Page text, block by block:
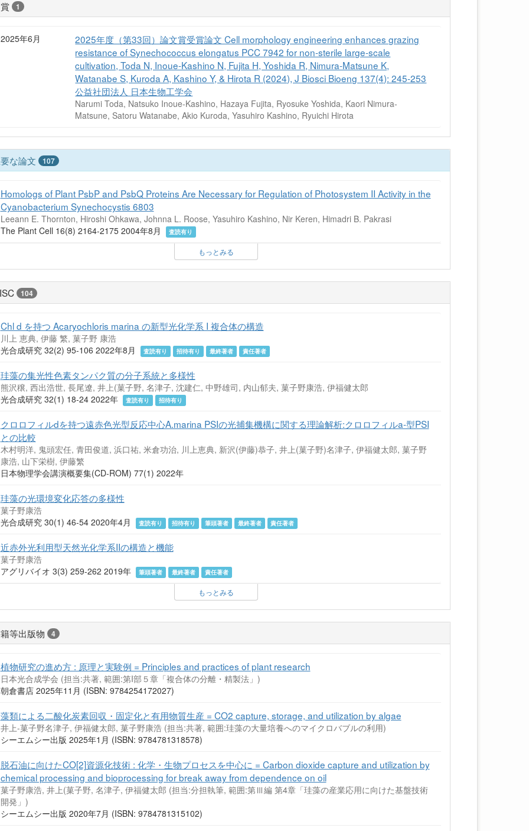
1
2025年6月
2025年度（第33回）論文賞受賞論文 Cell morphology engineering enhances grazing
resistance of Synechococcus elongatus PCC 7942 for non-sterile large-scale
cultivation, Toda N, Inoue-Kashino N, Fujita H, Yoshida R, Nimura-Matsune K,
Watanabe S, Kuroda A, Kashino Y, & Hirota R (2024), J Biosci Bioeng 137(4): 245-253
公益社団法人 日本生物工学会
Narumi Toda, Natsuko Inoue-Kashino, Hazaya Fujita, Ryosuke Yoshida, Kaori Nimura-
Matsune, Satoru Watanabe, Akio Kuroda, Yasuhiro Kashino, Ryuichi Hirota
な論文 107
Homologs of Plant PsbP and PsbQ Proteins Are Necessary for Regulation of Photosystem II Activity in the
Cyanobacterium Synechocystis 6803
Leeann E. Thornton, Hiroshi Ohkawa, Johnna L. Roose, Yasuhiro Kashino, Nir Keren, Himadri B. Pakrasi
The Plant Cell 16(8) 2164-2175 2004年8月
査読有り
もっとみる
104
Chl d を持つ Acaryochloris marina の新型光化学系 I 複合体の構造
川上 恵典, 伊藤 繁, 菓子野 康浩
光合成研究 32(2) 95-106 2022年8月
査読有り 招待有り 最終著者 責任著者
珪藻の集光性色素タンパク質の分子系統と多様性
熊沢穣, 西出浩世, 長尾遼, 井上(菓子野, 名津子, 沈建仁, 中野雄司, 内山郁夫, 菓子野康浩, 伊福健太郎
光合成研究 32(1) 18-24 2022年
査読有り 招待有り
クロロフィルdを持つ遠赤色光型反応中心A.marina PSIの光捕集機構に関する理論解析:クロロフィルa-型PSI
との比較
木村明洋, 鬼頭宏任, 青田俊道, 浜口祐, 米倉功治, 川上恵典, 新沢(伊藤)恭子, 井上(菓子野)名津子, 伊福健太郎, 菓子野
康浩, 山下栄樹, 伊藤繁
日本物理学会講演概要集(CD-ROM) 77(1) 2022年
珪藻の光環境変化応答の多様性
菓子野康浩
光合成研究 30(1) 46-54 2020年4月
査読有り 招待有り 筆頭著者 最終著者 責任著者
近赤外光利用型天然光化学系IIの構造と機能
菓子野康浩
アグリバイオ 3(3) 259-262 2019年
筆頭著者 最終著者 責任著者
もっとみる
等出版物 4
植物研究の進め方 : 原理と実験例 = Principles and practices of plant research
日本光合成学会 (担当:共著, 範囲:第I部５章「複合体の分離・精製法」)
朝倉書店 2025年11月 (ISBN: 9784254172027)
藻類による二酸化炭素回収・固定化と有用物質生産 = CO2 capture, storage, and utilization by algae
井上-菓子野名津子, 伊福健太郎, 菓子野康浩 (担当:共著, 範囲:珪藻の大量培養へのマイクロバブルの利用)
シーエムシー出版 2025年1月 (ISBN: 9784781318578)
脱石油に向けたCO[2]資源化技術 : 化学・生物プロセスを中心に = Carbon dioxide capture and utilization by
chemical processing and bioprocessing for break away from dependence on oil
菓子野康浩, 井上(菓子野, 名津子, 伊福健太郎 (担当:分担執筆, 範囲:第Ⅲ編 第4章「珪藻の産業応用に向けた基盤技術
開発」)
シーエムシー出版 2020年7月 (ISBN: 9784781315102)